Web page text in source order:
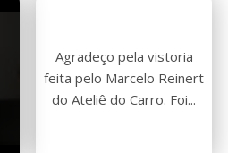
Agradeço pela vistoria
feita pelo Marcelo Reinert
do Ateliê do Carro. Foi...